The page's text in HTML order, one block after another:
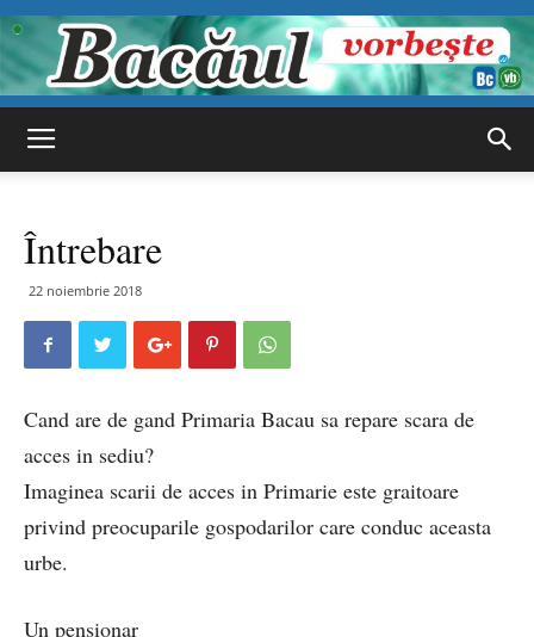
Întrebare
22 noiembrie 2018
Cand are de gand Primaria Bacau sa repare scara de
acces in sediu?
Imaginea scarii de acces in Primarie este graitoare
privind preocuparile gospodarilor care conduc aceasta
urbe.
Un pensionar